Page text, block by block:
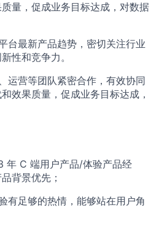
量，促成业务目标达成，对数据
台最新产品趋势，密切关注行业
性和竞争力。
运营等团队紧密合作，有效协同
效果质量，促成业务目标达成，
年 C 端用户产品/体验产品经
背景优先；
有足够的热情，能够站在用户角